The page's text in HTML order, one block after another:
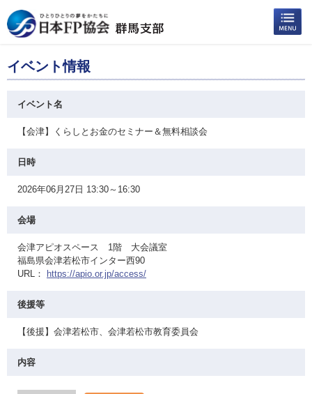
イベント情報
イベント名
【会津】くらしとお金のセミナー＆無料相談会
日時
2026年06月27日 13:30～16:30
会場
会津アピオスペース 1階 大会議室
福島県会津若松市インター西90
URL：
https://apio.or.jp/access/
後援等
【後援】会津若松市、会津若松市教育委員会
内容